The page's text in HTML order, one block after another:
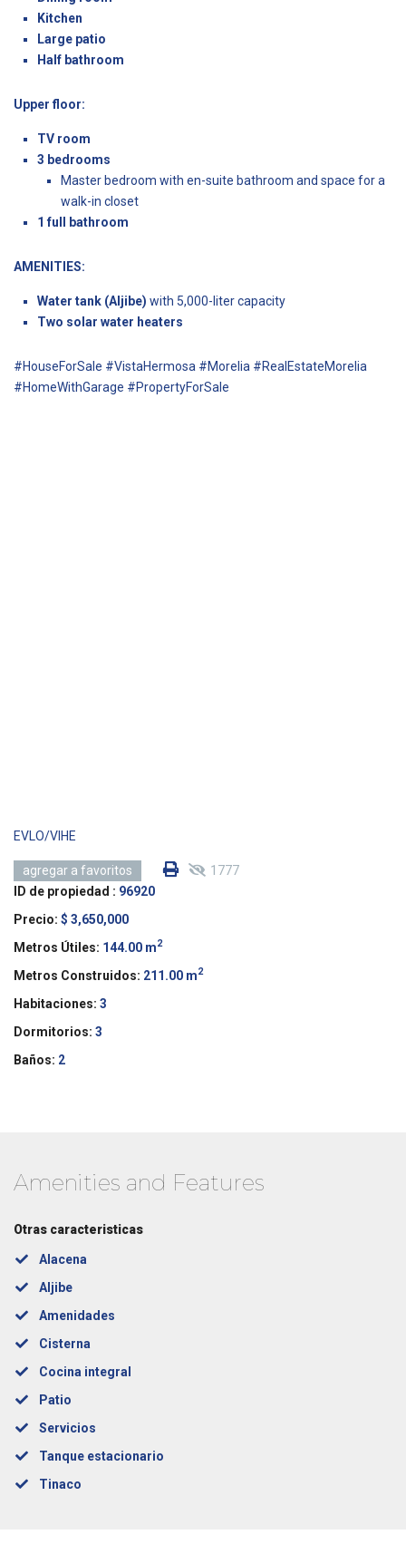
Kitchen
Large patio
Half bathroom
Upper floor:
TV room
3 bedrooms
Master bedroom with en-suite bathroom and space for a
walk-in closet
1 full bathroom
AMENITIES:
Water tank (Aljibe) with 5,000-liter capacity
Two solar water heaters
#HouseForSale #VistaHermosa #Morelia #RealEstateMorelia
#HomeWithGarage #PropertyForSale
EVLO/VIHE
agregar a favoritos 1777
ID de propiedad : 96920
Precio: $ 3,650,000
Metros Útiles: 144.00 m2
Metros Construidos: 211.00 m2
Habitaciones: 3
Dormitorios: 3
Baños: 2
Amenities and Features
Otras caracteristicas
Alacena
Aljibe
Amenidades
Cisterna
Cocina integral
Patio
Servicios
Tanque estacionario
Tinaco